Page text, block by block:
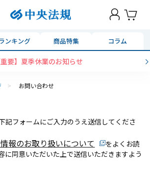
ンキング 商品特集 コラム
重要】夏季休業のお知らせ
> お問い合わせ
記フォームにご入力のうえ送信してくださ
報のお取り扱いについて
をよくお読
に同意いただいた上で送信いただきますよう